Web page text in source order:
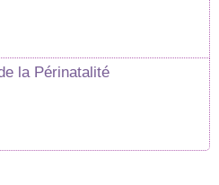
la Périnatalité